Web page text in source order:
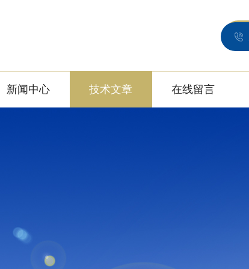
新闻中心 技术文章 在线留言